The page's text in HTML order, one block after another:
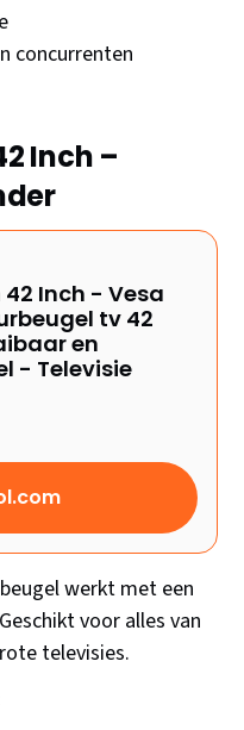
concurrenten
Inch –
42 Inch - Vesa
tv 42
en
- Televisie
werkt met een
voor alles van
televisies.